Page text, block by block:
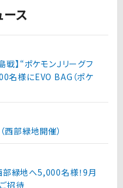
ス
】“ポケモンＪリーグフ
名様にEVO BAG（ポケ
西部緑地開催）
部緑地へ5,000名様！9月
招待